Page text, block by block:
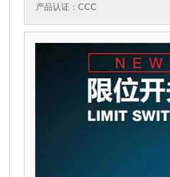
产品认证：CCC